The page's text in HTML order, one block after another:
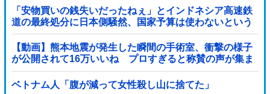
「安物買いの銭失いだったねぇ」とインドネシア高速鉄
道の最終処分に日本側騒然、国家予算は使わないという
と何が財源なんだ？
【動画】熊本地震が発生した瞬間の手術室、衝撃の様子
が公開されて16万いいね プロすぎると称賛の声が集ま
る
ベトナム人「腹が減って女性殺し山に捨てた」